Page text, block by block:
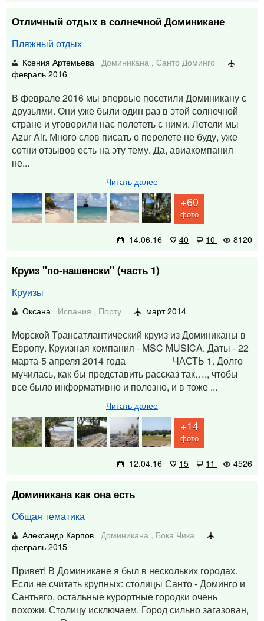
Отличный отдых в солнечной Доминикане
Пляжный отдых
Ксения Артемьева Доминикана , Санто Доминго
февраль 2016
В феврале 2016 мы впервые посетили Доминикану с
друзьями. Они уже были один раз в этой солнечной
стране и уговорили нас полететь с ними. Летели мы
Azur Air. Много слов писать о перелете не буду, уже
сотни отзывов есть на эту тему. Да, авиакомпания
не...
Читать далее
+60
фото
14.06.16 40 10 8120
Круиз "по-нашенски" (часть 1)
Круизы
Оксана Испания , Порту март 2014
Морской Трансатлантический круиз из Доминиканы в
Европу. Круизная компания - MSC MUSICA. Даты - 22
марта-5 апреля 2014 года ЧАСТЬ 1. Долго
мучилась, как бы представить рассказ так…., чтобы
все было информативно и полезно, и в тоже ...
Читать далее
+14
фото
12.04.16 15 11 4526
Доминикана как она есть
Общая тематика
Александр Карпов Доминикана , Бока Чика
февраль 2015
Привет! В Доминикане я был в нескольких городах.
Если не считать крупных: столицы Санто - Доминго и
Сантьяго, остальные курортные городки очень
похожи. Столицу исключаем. Город сильно загазован,